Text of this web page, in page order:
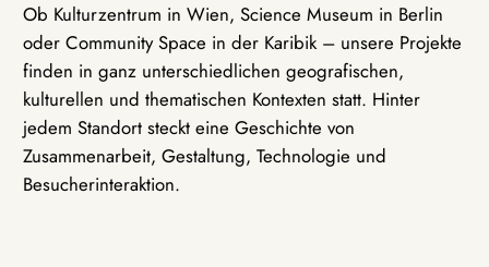
Ob Kulturzentrum in Wien, Science Museum in Berlin
oder Community Space in der Karibik – unsere Projekte
finden in ganz unterschiedlichen geografischen,
kulturellen und thematischen Kontexten statt. Hinter
jedem Standort steckt eine Geschichte von
Zusammenarbeit, Gestaltung, Technologie und
Besucherinteraktion.